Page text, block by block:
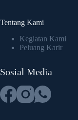
Tentang Kami
Kegiatan Kami
Peluang Karir
Sosial Media